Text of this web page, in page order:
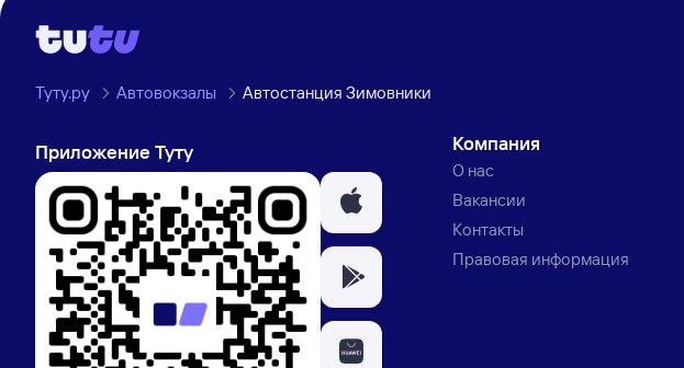
Туту.ру Автовокзалы Автостанция Зимовники
Приложение Туту Компания
О нас
Вакансии
Контакты
Правовая информация